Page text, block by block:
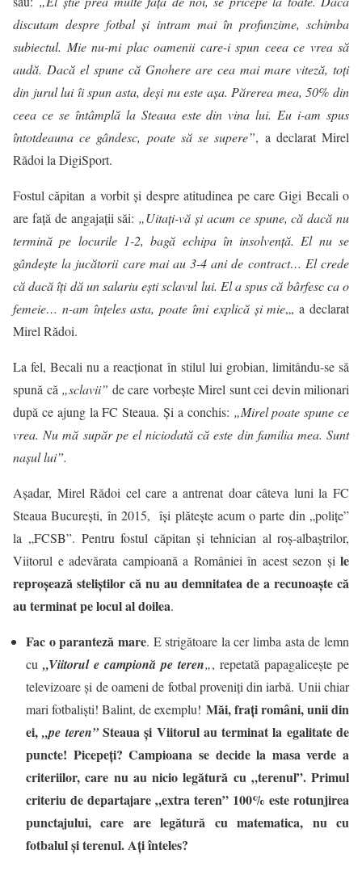
discutam despre fotbal şi intram mai în profunzime, schimba
subiectul. Mie nu-mi plac oamenii care-i spun ceea ce vrea să
audă. Dacă el spune că Gnohere are cea mai mare viteză, toţi
din jurul lui îi spun asta, deşi nu este aşa. Părerea mea, 50% din
ceea ce se întâmplă la Steaua este din vina lui. Eu i-am spus
întotdeauna ce gândesc, poate să se supere”, a declarat Mirel
Rădoi la DigiSport.
Fostul căpitan a vorbit şi despre atitudinea pe care Gigi Becali o
are faţă de angajaţii săi: „Uitaţi-vă şi acum ce spune, că dacă nu
termină pe locurile 1-2, bagă echipa în insolvenţă. El nu se
gândeşte la jucătorii care mai au 3-4 ani de contract… El crede
că dacă îţi dă un salariu eşti sclavul lui. El a spus că bârfesc ca o
femeie… n-am înţeles asta, poate îmi explică şi mie„, a declarat
Mirel Rădoi.
La fel, Becali nu a reacționat în stilul lui grobian, limitându-se să
spună că „sclavii” de care vorbește Mirel sunt cei devin milionari
după ce ajung la FC Steaua. Și a conchis: „Mirel poate spune ce
vrea. Nu mă supăr pe el niciodată că este din familia mea. Sunt
nașul lui”.
Așadar, Mirel Rădoi cel care a antrenat doar câteva luni la FC
Steaua București, în 2015, își plătește acum o parte din „polițe”
la „FCSB”. Pentru fostul căpitan și tehnician al roș-albaștrilor,
Viitorul e adevărata campioană a României în acest sezon și le
reproșează steliștilor că nu au demnitatea de a recunoaște că
au terminat pe locul al doilea.
Fac o paranteză mare. E strigătoare la cer limba asta de lemn
cu „Viitorul e campionă pe teren„, repetată papagalicește pe
televizoare și de oameni de fotbal proveniți din iarbă. Unii chiar
mari fotbaliști! Balint, de exemplu! Măi, frați români, unii din
ei,„pe teren”Steaua și Viitorul au terminat la egalitate de
puncte! Picepeți? Campioana se decide la masa verde a
criteriilor, care nu au nicio legătură cu „terenul”. Primul
criteriu de departajare „extra teren” 100% este rotunjirea
punctajului, care are legătură cu matematica, nu cu
fotbalul și terenul. Ați înteles?